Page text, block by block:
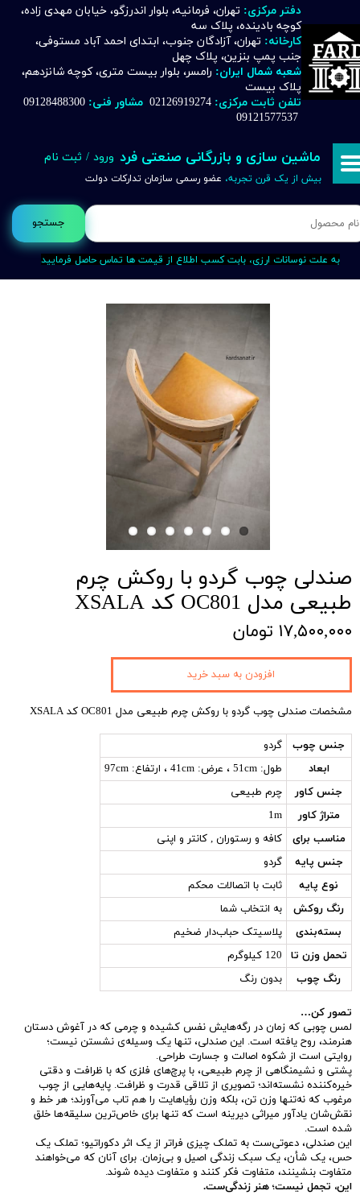
جستجو
دفتر مرکزی: تهران، فرمانیه، بلوار اندرزگو، خیابان مهدی زاده،
کوچه بادینده، پلاک سه
کارخانه: تهران، آزادگان جنوب، ابتدای احمد آباد مستوفی،
جنب پمپ بنزین، پلاک چهل
شعبه شمال ایران: رامسر، بلوار بیست متری، کوچه شانزدهم،
پلاک بیست
تلفن ثابت مرکزی: 02126919274 مشاور فنی:
09121577537
ماشین سازی و بازرگانی صنعتی فرد
بیش از یک قرن تجربه، عضو رسمی سازمان تدارکات دولت
ورود / ثبت نام
حساب کاربری من
تغییر گذر واژه
خروج از حساب کاربری
به علت نوسانات ارزی، بابت کسب اطلاع از قیمت ها تماس حاصل فرمایید
صندلی چوب گردو با روکش چرم
طبیعی مدل OC801 کد XSALA
۱۷,۵۰۰,۰۰۰ تومان
مشخصات صندلی چوب گردو با روکش چرم طبیعی مدل OC801 کد XSALA
جنس چوب
گردو
ابعاد
طول: 51cm ، عرض: 41cm ، ارتفاع: 97cm
جنس کاور
چرم طبیعی
متراژ کاور
1m
مناسب برای
کافه و رستوران , کانتر و اپنی
جنس پایه
گردو
نوع پایه
ثابت با اتصالات محکم
رنگ روکش
به انتخاب شما
بسته‌بندی
پلاسیتک حباب‌دار ضخیم
تحمل وزن تا
120 کیلوگرم
رنگ چوب
بدون رنگ
تصور کن…
لمس چوبی که زمان در رگه‌هایش نفس کشیده و چرمی که در آغوش دستان
هنرمند، روح یافته است. این صندلی، تنها یک وسیله‌ی نشستن نیست؛
روایتی است از شکوه اصالت و جسارت طراحی.
پشتی و نشیمنگاهی از چرم طبیعی، با پرچ‌های فلزی که با ظرافت و دقتی
خیره‌کننده نشسته‌اند؛ تصویری از تلاقی قدرت و ظرافت. پایه‌هایی از چوب
مرغوب که نه‌تنها وزن تن، بلکه وزن رؤیاهایت را هم تاب می‌آورند؛ هر خط و
نقش‌شان یادآور میراثی دیرینه است که تنها برای خاص‌ترین سلیقه‌ها خلق
شده است.
این صندلی، دعوتی‌ست به تملک چیزی فراتر از یک اثر دکوراتیو؛ تملک یک
حس، یک شأن، یک سبک زندگی اصیل و بی‌زمان. برای آنان که می‌خواهند
متفاوت بنشینند، متفاوت فکر کنند و متفاوت دیده شوند.
این، تجمل نیست؛ هنر زندگی‌ست.
افزودن به سبد خرید